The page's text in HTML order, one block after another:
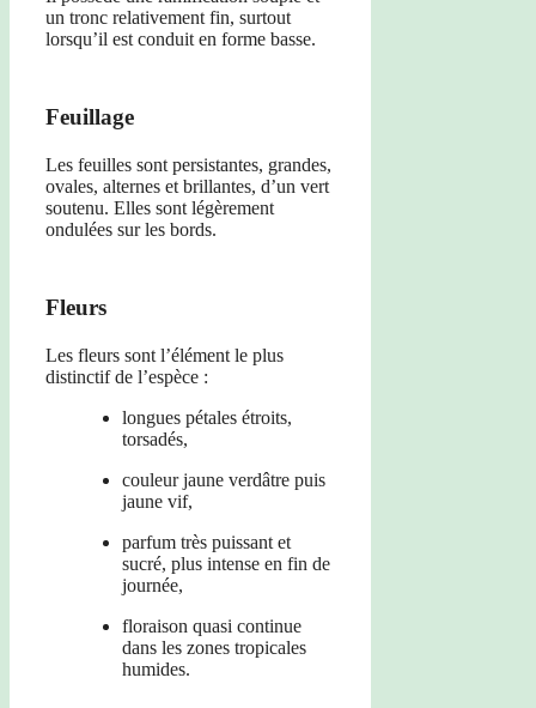
un tronc relativement fin, surtout
lorsqu’il est conduit en forme basse.
Feuillage
Les feuilles sont persistantes, grandes,
ovales, alternes et brillantes, d’un vert
soutenu. Elles sont légèrement
ondulées sur les bords.
Fleurs
Les fleurs sont l’élément le plus
distinctif de l’espèce :
longues pétales étroits,
torsadés,
couleur jaune verdâtre puis
jaune vif,
parfum très puissant et
sucré, plus intense en fin de
journée,
floraison quasi continue
dans les zones tropicales
humides.